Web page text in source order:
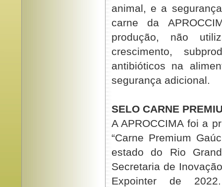
animal, e a
carne da
produção, não
crescimento,
antibióticos na
segurança adicional.
SELO CARNE
A APROCCIMA foi a
“Carne Premium
estado do Rio
Secretaria de
Expointer de